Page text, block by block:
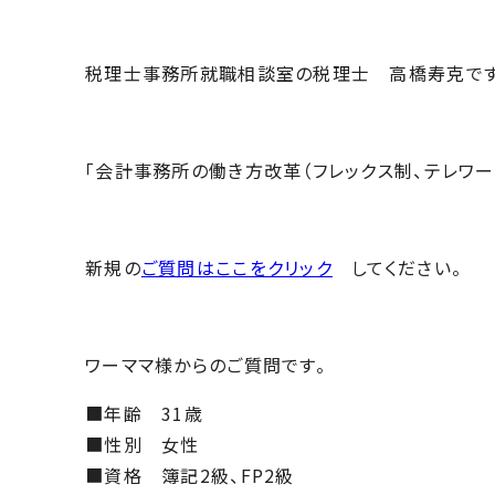
税理士事務所就職相談室の税理士 高橋寿克です
「会計事務所の働き方改革（フレックス制、テレワー
新規のご質問はここをクリック してください。
ワーママ様からのご質問です。
■年齢 31歳
■性別 女性
■資格 簿記2級、FP2級